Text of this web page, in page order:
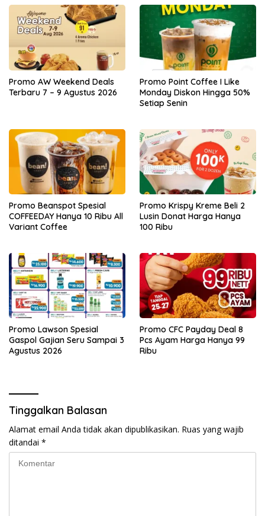
Promo AW Weekend Deals
Terbaru 7 – 9 Agustus 2026
Promo Point Coffee I Like
Monday Diskon Hingga 50%
Setiap Senin
Promo Beanspot Spesial
COFFEEDAY Hanya 10 Ribu All
Variant Coffee
Promo Krispy Kreme Beli 2
Lusin Donat Harga Hanya
100 Ribu
Promo Lawson Spesial
Gaspol Gajian Seru Sampai 3
Agustus 2026
Promo CFC Payday Deal 8
Pcs Ayam Harga Hanya 99
Ribu
Tinggalkan Balasan
Alamat email Anda tidak akan dipublikasikan. Ruas yang wajib
ditandai *